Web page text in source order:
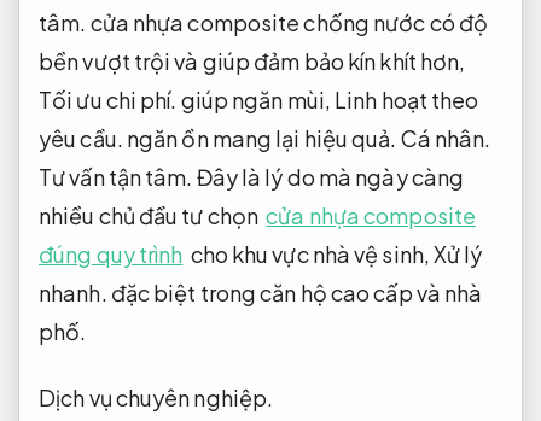
tâm. cửa nhựa composite chống nước có độ
bền vượt trội và giúp đảm bảo kín khít hơn,
Tối ưu chi phí. giúp ngăn mùi, Linh hoạt theo
yêu cầu. ngăn ồn mang lại hiệu quả. Cá nhân.
Tư vấn tận tâm. Đây là lý do mà ngày càng
nhiều chủ đầu tư chọn cửa nhựa composite
đúng quy trình cho khu vực nhà vệ sinh,Xử lý
nhanh. đặc biệt trong căn hộ cao cấp và nhà
phố.
Dịch vụ chuyên nghiệp.